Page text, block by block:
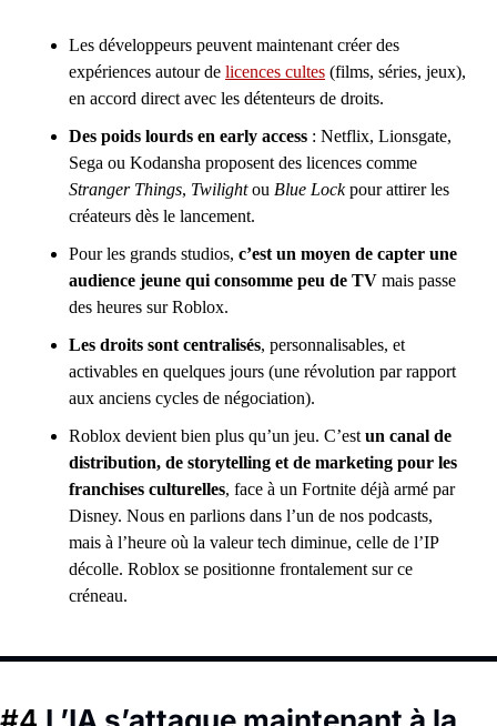
Les développeurs peuvent maintenant créer des
expériences autour de licences cultes (films, séries, jeux),
en accord direct avec les détenteurs de droits.
Des poids lourds en early access : Netflix, Lionsgate,
Stranger Things, Twilight ou Blue Lock pour attirer les
créateurs dès le lancement.
Pour les grands studios, c’est un moyen de capter une
audience jeune qui consomme peu de TV mais passe
des heures sur Roblox.
Les droits sont centralisés, personnalisables, et
activables en quelques jours (une révolution par rapport
aux anciens cycles de négociation).
Roblox devient bien plus qu’un jeu. C’est un canal de
distribution, de storytelling et de marketing pour les
franchises culturelles, face à un Fortnite déjà armé par
Disney. Nous en parlions dans l’un de nos podcasts,
mais à l’heure où la valeur tech diminue, celle de l’IP
décolle. Roblox se positionne frontalement sur ce
créneau.